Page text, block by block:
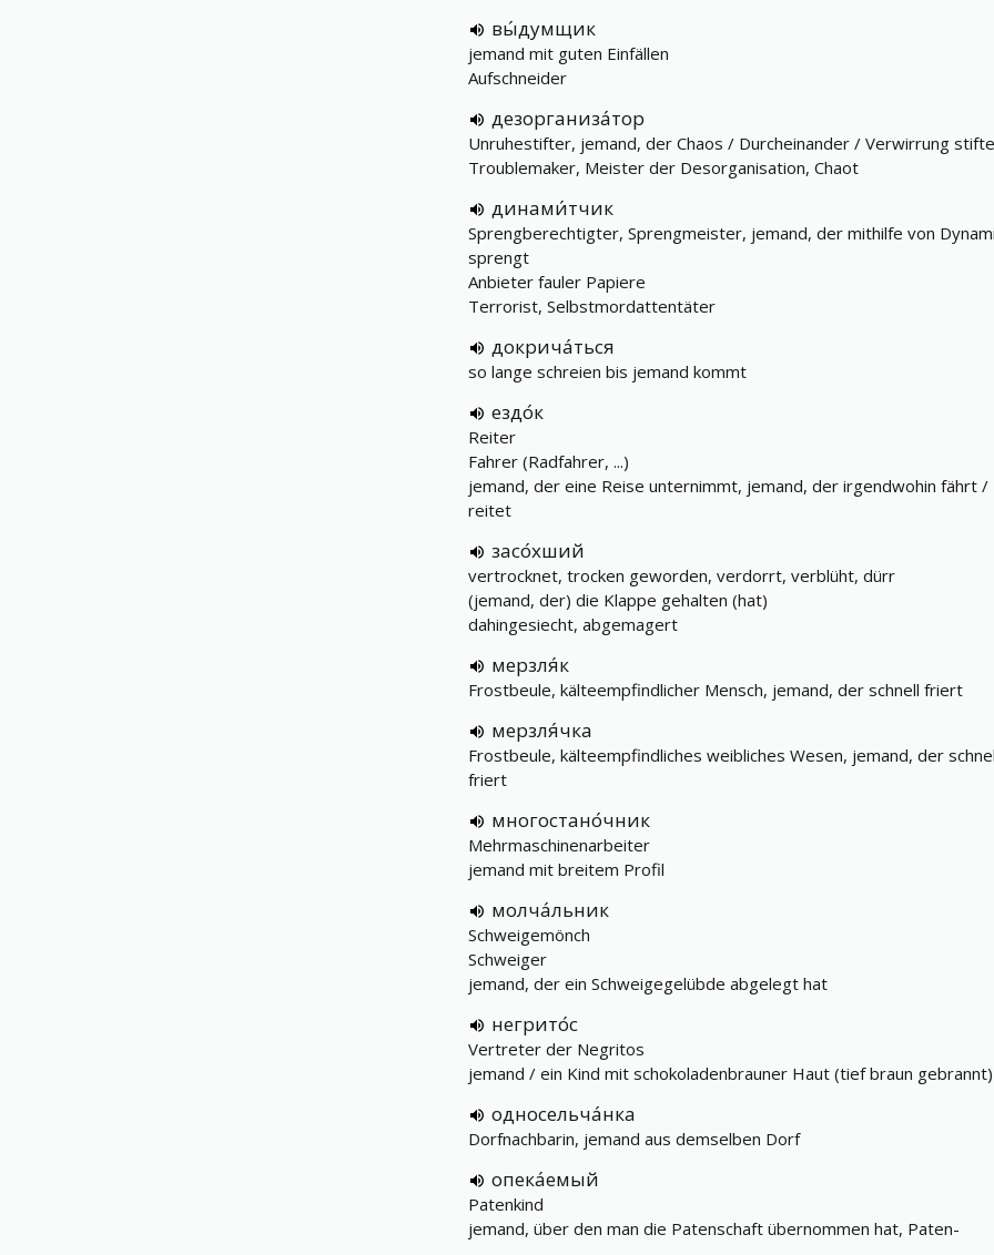
вы́думщик
jemand mit guten Einfällen
Aufschneider
дезорганиза́тор
Unruhestifter, jemand, der Chaos / Durcheinander / Verwirrung
Troublemaker, Meister der Desorganisation, Chaot
динами́тчик
Sprengberechtigter, Sprengmeister, jemand, der mithilfe von
sprengt
Anbieter fauler Papiere
Terrorist, Selbstmordattentäter
докрича́ться
so lange schreien bis jemand kommt
ездо́к
Reiter
Fahrer (Radfahrer, ...)
jemand, der eine Reise unternimmt, jemand, der irgendwohin fährt /
reitet
засо́хший
vertrocknet, trocken geworden, verdorrt, verblüht, dürr
(jemand, der) die Klappe gehalten (hat)
dahingesiecht, abgemagert
мерзля́к
Frostbeule, kälteempfindlicher Mensch, jemand, der schnell friert
мерзля́чка
Frostbeule, kälteempfindliches weibliches Wesen, jemand, der
friert
многостано́чник
Mehrmaschinenarbeiter
jemand mit breitem Profil
молча́льник
Schweigemönch
Schweiger
jemand, der ein Schweigegelübde abgelegt hat
негрито́с
Vertreter der Negritos
jemand / ein Kind mit schokoladenbrauner Haut (tief braun gebrannt)
односельча́нка
Dorfnachbarin, jemand aus demselben Dorf
опека́емый
Patenkind
jemand, über den man die Patenschaft übernommen hat, Paten-